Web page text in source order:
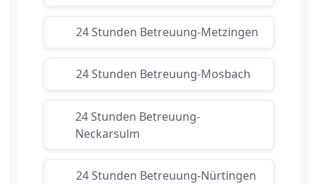
24 Stunden Betreuung-Metzingen
24 Stunden Betreuung-Mosbach
24 Stunden Betreuung-
Neckarsulm
24 Stunden Betreuung-Nürtingen